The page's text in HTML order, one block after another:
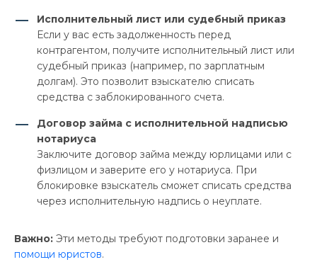
Исполнительный лист или судебный приказ
Если у вас есть задолженность перед
контрагентом, получите исполнительный лист или
судебный приказ (например, по зарплатным
долгам). Это позволит взыскателю списать
средства с заблокированного счета.
Договор займа с исполнительной надписью
нотариуса
Заключите договор займа между юрлицами или с
физлицом и заверите его у нотариуса. При
блокировке взыскатель сможет списать средства
через исполнительную надпись о неуплате.
Важно: Эти методы требуют подготовки заранее и
помощи юристов.